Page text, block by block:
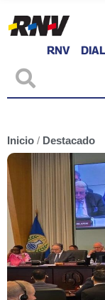
RNV
Inicio / Destacado